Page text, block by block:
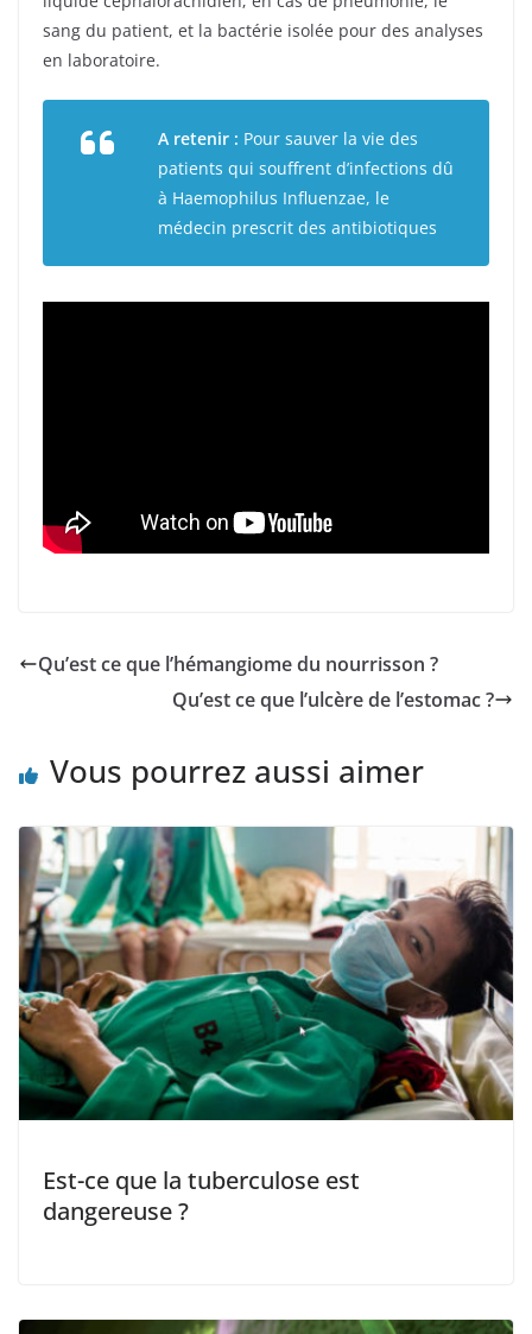
sang du patient, et la bactérie isolée pour des analyses
en laboratoire.
A retenir : Pour sauver la vie des
patients qui souffrent d’infections dû
à Haemophilus Influenzae, le
médecin prescrit des antibiotiques
Qu’est ce que l’hémangiome du nourrisson ?
Qu’est ce que l’ulcère de l’estomac ?
Vous pourrez aussi aimer
Est-ce que la tuberculose est
dangereuse ?